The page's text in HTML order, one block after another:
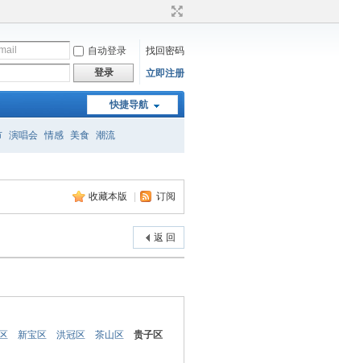
自动登录
找回密码
登录 立即注册
快捷导航
演唱会 情感 美食 潮流
收藏本版 订阅
返 回
新宝区 洪冠区 茶山区
贵子区